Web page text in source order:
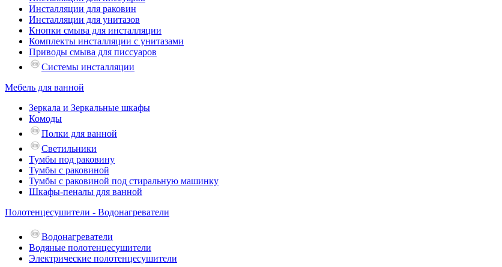
Инсталляции для раковин
Инсталляции для унитазов
Кнопки смыва для инсталляции
Комплекты инсталляции с унитазами
Приводы смыва для писсуаров
Системы инсталляции
Мебель для ванной
Зеркала и Зеркальные шкафы
Комоды
Полки для ванной
Светильники
Тумбы под раковину
Тумбы с раковиной
Тумбы с раковиной под стиральную машинку
Шкафы-пеналы для ванной
Полотенцесушители - Водонагреватели
Водонагреватели
Водяные полотенцесушители
Электрические полотенцесушители